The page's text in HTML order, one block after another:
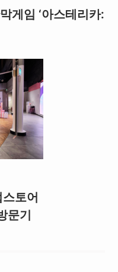
게임 ‘아스테리카:
스토어
문기